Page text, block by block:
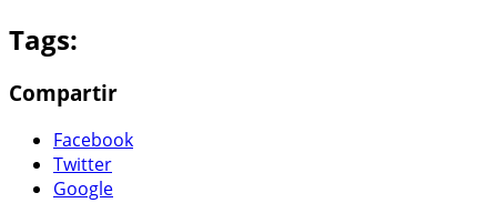
Tags:
Compartir
Facebook
Twitter
Google